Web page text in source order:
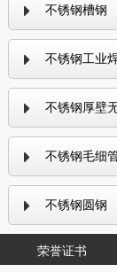
不锈钢槽钢
不锈钢工业
不锈钢厚壁
不锈钢毛细
不锈钢圆钢
荣誉证书